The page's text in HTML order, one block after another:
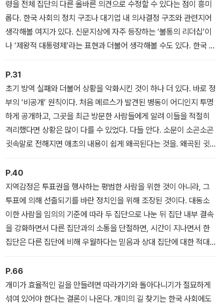
령을 전체 집단의 다른 올바른 의견으로 수정할 수 있다는 점이 흥미
롭다. 한국 사회의 정치 구조나 대기업 내 의사결정 구조와 관련지어
생각해볼 여지가 있다. 신문지상에 자주 등장하는 ‘불통의 리더십’이
나 ‘제왕적 대통령제’라는 표현과 더불어 생각해볼 수도 있다. 한국 대
학에서 진행하는 많은 연구는 연구팀을 이끄는 교수와 대학원생으로
구성된 그룹에서 주로 진행한다. 이런 문화에서 나 같은 지도교수가
연구와 관련해 말도 안 되는 헛소리를 해도, 그룹에 속한 대학원생이
그것을 지적하기란 여간해서는 어렵다. 지도교수의 헛소리를 극복하
는 길은 무엇일까. 이 글을 읽은 독자라면 이미 답을 알고 있을 것이
다. 그 답은 ‘뒷담화’를 활성화하는 것이다. 뒷담화로 바로잡은 나의
헛소리를 대학원생들이 알려주면 금상첨화일 것이다.
P.31
초기 방역 실패와 더불어 상황을 악화시킨 것이 하나 더 있다. 바로 정
부의 ‘비공개’ 원칙이다. 처음 메르스가 발견된 병동이 어디인지 투명
하게 공개하고, 그곳을 최근 방문한 사람들에게 알려 이들을 적절히
격리했다면 상황은 많이 다를 수 있었다. 다들 안다. 소문이 소곤소곤
귓속말로 전해지면 애초의 내용이 쉽게 왜곡된다는 것을. 왜곡된 귓
속말은 근거 없는 괴담이 되어 전파된다. 공신력 있는 정부의 믿을 수
있는 발표가 없는 상황이라면 괴담은 공황panic을 만들 수도 있다.
P.40
지역감정은 투표권을 행사하는 평범한 사람을 위한 것이 아니라, 그
투표에 의해 선출되기를 바란 정치인을 위해 조장된 것이다. 대동소
이한 사람을 임의의 기준에 따라 두 집단으로 나눈 뒤 집단 내부 결속
을 강화하면서 다른 집단과의 소통을 단절하면, 시간이 지나면서 한
집단은 다른 집단에 비해 우월하다는 믿음과 상대 집단에 대한 적대
감을 자발적으로 발전시키게 된다는 연구결과가 여럿 있다. 국민 통
합을 방해하는 자들은 평범한 우리가 아니다. 보이지도 않는 미세한
차이를 과장해 우리를 또 다른 우리와 구별하도록 유도하고 이를 이
용해 손쉽게 선거에서 선출되기를 바랐던(그리고 여전히 바라는) ‘그
P.66
개미가 효율적인 길을 만들려면 따라가기와 돌아다니기가 절묘하게
섞여 있어야 한다는 결론이 나온다. 개미의 길 찾기는 한국 사회에도